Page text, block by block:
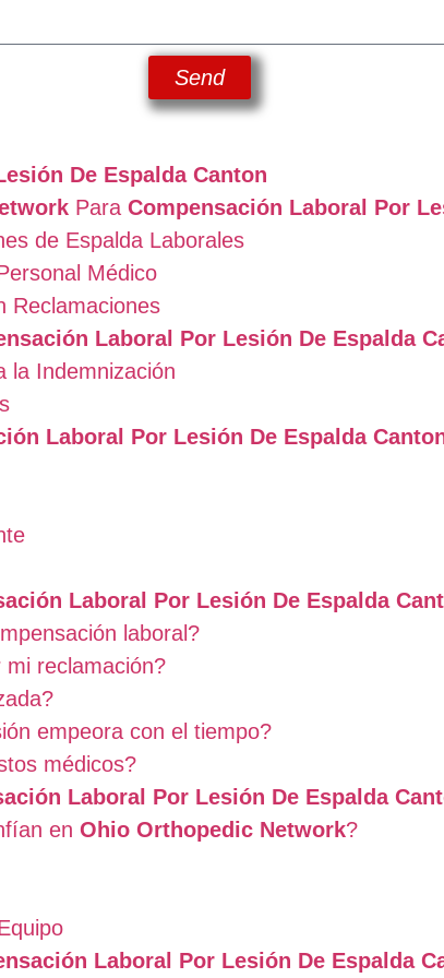
Send
De Espalda Canton
Para Compensación Laboral Por
de Espalda Laborales
Médico
Reclamaciones
Laboral Por Lesión De Espalda
la Indemnización
Laboral Por Lesión De Espalda
Laboral Por Lesión De Espalda
laboral?
reclamación?
empeora con el tiempo?
médicos?
Laboral Por Lesión De Espalda
en Ohio Orthopedic Network?
Laboral Por Lesión De Espalda